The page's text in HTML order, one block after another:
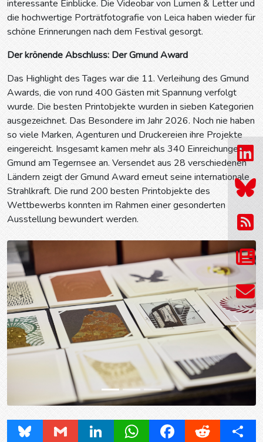
interessante Einblicke. Die Videobar von Lumen & Letter und
die hochwertige Porträtfotografie von Leica haben wieder für
schöne Erinnerungen nach dem Festival gesorgt.
Der krönende Abschluss: Der Gmund Award
Das Highlight des Tages war die 11. Verleihung des Gmund
Awards, die von rund 400 Gästen mit Spannung verfolgt
wurde. Die besten Printobjekte wurden in sieben Kategorien
ausgezeichnet. Das Besondere im Jahr 2026. Noch nie haben
so viele Marken, Agenturen und Druckereien ihre Projekte
eingereicht. Insgesamt kamen mehr als 340 Einreichungen in
Gmund am Tegernsee an. Versendet aus 28 verschiedenen
Ländern zeigt der Gmund Award erneut seine internationale
Strahlkraft. Die rund 200 besten Printobjekte des
Wettbewerbs konnten im Rahmen einer gesonderten
Ausstellung bewundert werden.
Prev Next
Bluesky Gmail LinkedInWhatsAppFacebookReddit Share